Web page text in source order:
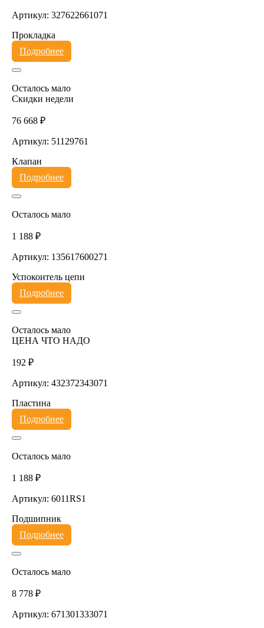
Артикул: 327622661071
Прокладка
Подробнее
Осталось мало
Скидки недели
76 668 ₽
Артикул: 51129761
Клапан
Подробнее
Осталось мало
1 188 ₽
Артикул: 135617600271
Успокоитель цепи
Подробнее
Осталось мало
ЦЕНА ЧТО НАДО
192 ₽
Артикул: 432372343071
Пластина
Подробнее
Осталось мало
1 188 ₽
Артикул: 6011RS1
Подшипник
Подробнее
Осталось мало
8 778 ₽
Артикул: 671301333071